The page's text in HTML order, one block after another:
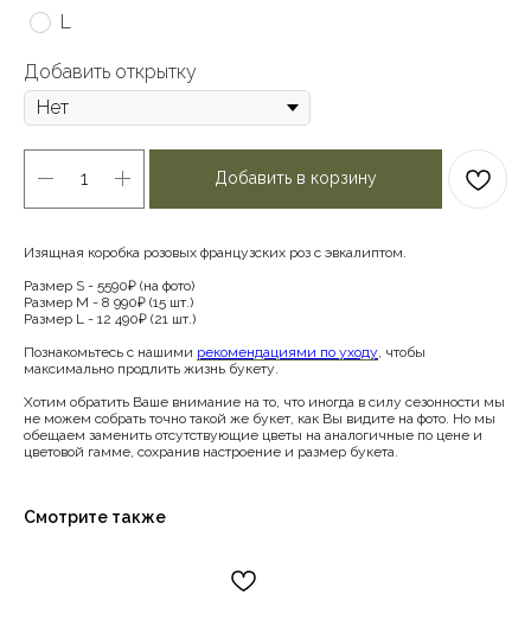
L
Добавить открытку
Добавить в корзину
Изящная коробка розовых французских роз с эвкалиптом.
Размер S - 5590₽ (на фото)
Размер M - 8 990₽ (15 шт.)
Размер L - 12 490₽ (21 шт.)
Познакомьтесь с нашими рекомендациями по уходу , чтобы
максимально продлить жизнь букету.
Хотим обратить Ваше внимание на то, что иногда в силу сезонности мы
не можем собрать точно такой же букет, как Вы видите на фото. Но мы
обещаем заменить отсутствующие цветы на аналогичные по цене и
цветовой гамме, сохранив настроение и размер букета.
Смотрите также